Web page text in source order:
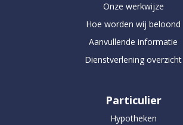
Onze werkwijze
Hoe worden wij beloond
Aanvullende informatie
Dienstverlening overzicht
Particulier
Hypotheken